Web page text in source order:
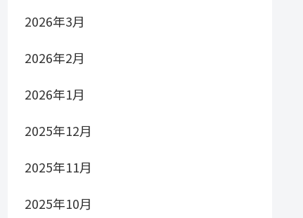
2026年3月
2026年2月
2026年1月
2025年12月
2025年11月
2025年10月